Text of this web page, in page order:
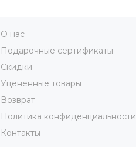
О нас
Подарочные сертификаты
Скидки
Уцененные товары
Возврат
Политика конфиденциальности
Контакты